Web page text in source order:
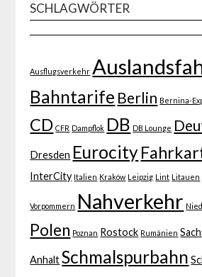
SCHLAGWÖRTER
Ausflugsverkehr
Bahntarife Berlin Bernina-
CD CFR Dampflok DB DB Lounge
Dresden Eurocity
InterCity Italien Kraków Leipzig Lint Litauen
Vorpommern Nahverkehr
Polen Poznan Rostock Rumänien
Anhalt Schmalspurbahn